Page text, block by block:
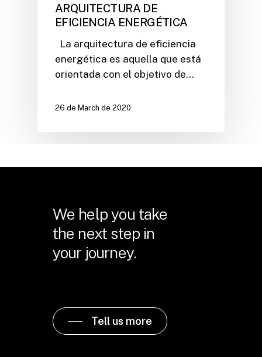
ARQUITECTURA DE
EFICIENCIA ENERGÉTICA
La arquitectura de eficiencia
energética es aquella que está
orientada con el objetivo de…
26 de March de 2020
We help you take
the next step in
your journey.
Tell us more